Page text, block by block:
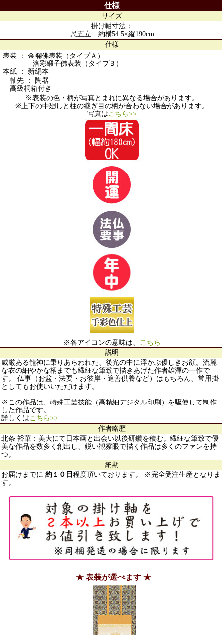
仕様
サイズ
掛け軸寸法：
尺五立 約横54.5×縦190cm
仕様
表装 ： 金襴佛表装（タイプＡ）
洛彩緞子佛表装（タイプＢ）
本紙 ： 新絹本
軸先 ： 陶器
高級桐箱付き
※表装の色・柄が写真とまれに異なる場合があります。
※上下の中廻しと柱の継ぎ目の柄が合わない場合があります。
写真はこちら>>
※各アイコンの意味は、 こちら
説明
威厳ある龍神に乗りあらわれた、後光の中に浮かぶ優しきお顔。流麗
な衣の細やかな柄までも繊細な筆致で描きあげた作者雄渾の一作で
す。 仏事（お盆・法要・お彼岸・追善供養など）はもちろん、常用掛
としてもお使いいただけます。
※この作品は、特殊工芸技能（高精細デジタル印刷）を駆使して制作
した作品です。
詳しくはこちら>>
作者略歴
北条 裕華：美大にて日本画と出会い以後研鑽を積む。繊細な筆致で優
美な作品を数多く創出し、鋭い観察眼で描く作品は多くのファンを持
つ。
納期
お届けまでに 約１０日 程度頂いております。 ※完全受注生産となりま
す。
★ 表装が選べます ★